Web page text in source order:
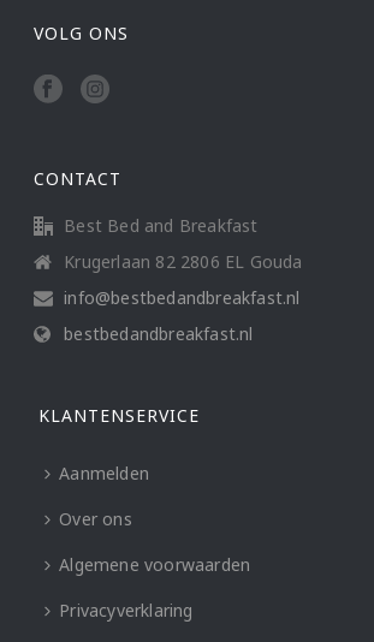
VOLG ONS
CONTACT
Best Bed and Breakfast
Krugerlaan 82 2806 EL Gouda
info@bestbedandbreakfast.nl
bestbedandbreakfast.nl
KLANTENSERVICE
Aanmelden
Over ons
Algemene voorwaarden
Privacyverklaring